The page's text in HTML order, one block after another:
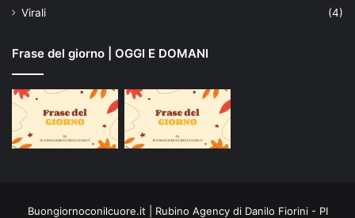
Virali
(4)
Frase del giorno | OGGI E DOMANI
Buongiornoconilcuore.it | Rubino Agency di Danilo Fiorini - PI